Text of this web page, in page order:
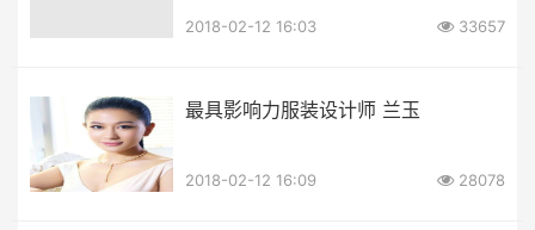
2018-02-12 16:03 33657
最具影响力服装设计师 兰玉
2018-02-12 16:09 28078